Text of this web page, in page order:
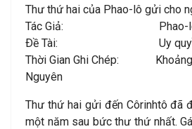
Thư thứ hai của Phao-lô gửi cho
Tác Giả: Phao-
Ðề Tài: Uy quyền
Thời Gian Ghi Chép: Khoảng
Nguyên
Thư thứ hai gửi đến Côrinhtô đã
một năm sau bức thư thứ nhất.